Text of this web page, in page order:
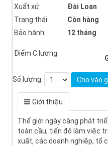
Xuất xứ:
Đài Loan
Trạng thái:
Còn hàng
Bảo hành:
12 tháng
Điểm C.lượng:
Số lượng: Cho vào
Giới thiệu
Thế giới ngày càng phát
toàn cầu, tiến độ làm việc
xuất, các doanh nghiệp, tổ